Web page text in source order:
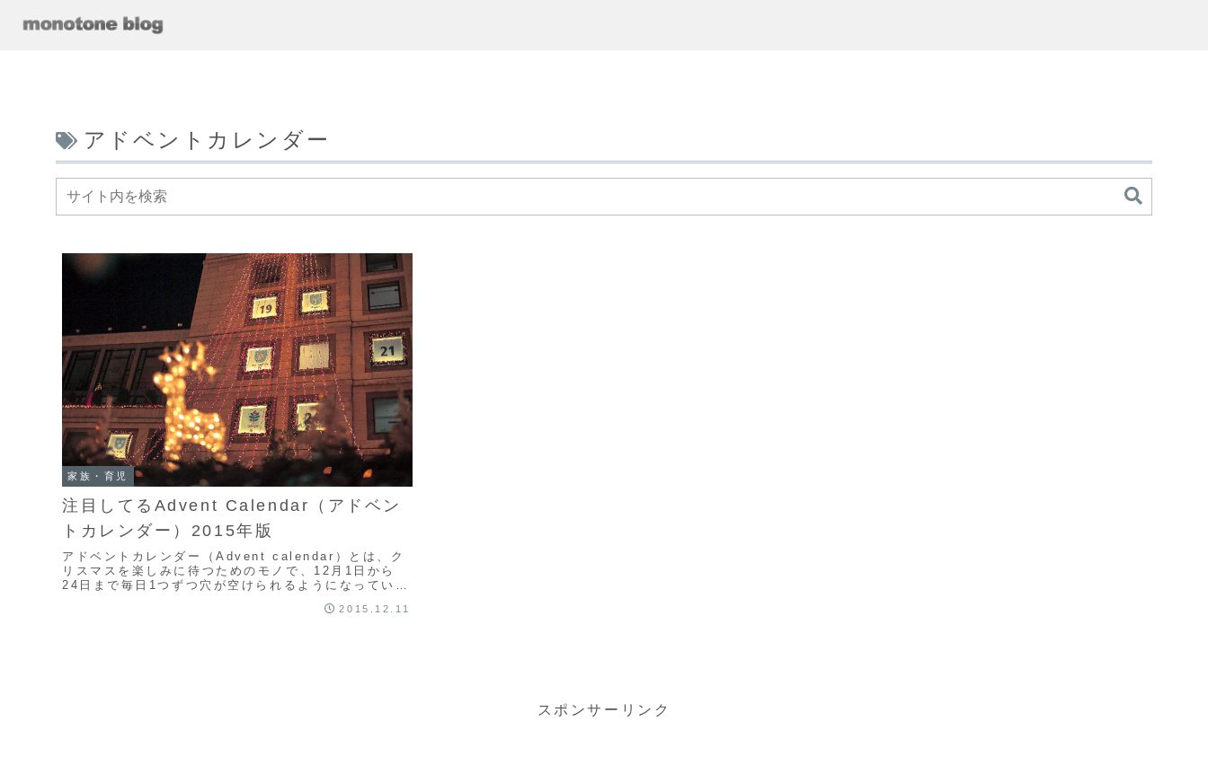
アドベントカレンダー
家族・育児
注目してるAdvent Calendar（アドベン
トカレンダー）2015年版
アドベントカレンダー（Advent calendar）とは、ク
リスマスを楽しみに待つためのモノで、12月1日から
24日まで毎日1つずつ穴が空けられるようになっている
2015.12.11
スポンサーリンク